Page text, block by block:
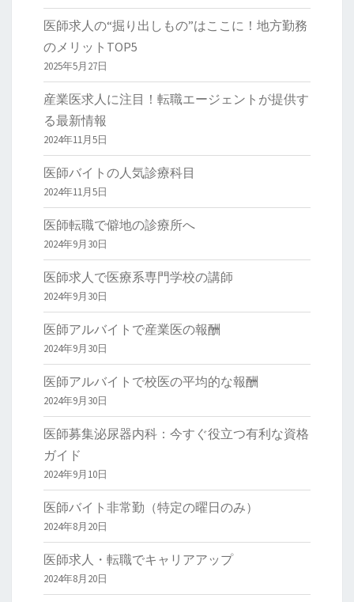
医師求人の“掘り出しもの”はここに！地方勤務
のメリットTOP5
2025年5月27日
産業医求人に注目！転職エージェントが提供す
る最新情報
2024年11月5日
医師バイトの人気診療科目
2024年11月5日
医師転職で僻地の診療所へ
2024年9月30日
医師求人で医療系専門学校の講師
2024年9月30日
医師アルバイトで産業医の報酬
2024年9月30日
医師アルバイトで校医の平均的な報酬
2024年9月30日
医師募集泌尿器内科：今すぐ役立つ有利な資格
ガイド
2024年9月10日
医師バイト非常勤（特定の曜日のみ）
2024年8月20日
医師求人・転職でキャリアアップ
2024年8月20日